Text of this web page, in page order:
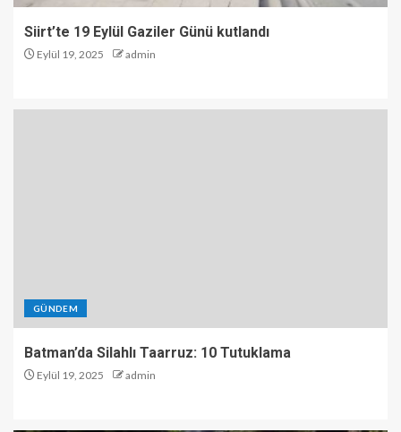
Siirt’te 19 Eylül Gaziler Günü kutlandı
Eylül 19, 2025 admin
GÜNDEM
Batman’da Silahlı Taarruz: 10 Tutuklama
Eylül 19, 2025 admin